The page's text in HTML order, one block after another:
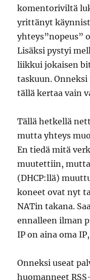
komentoriviltä
yrittänyt
yhteys”nopeus”
Lisäksi pystyi
liikkui jokaisen
taskuun.
tällä kertaa vain
Tällä hetkellä
mutta yhteys
En tiedä mitä
muutettiin,
(DHCP:llä)
koneet ovat nyt
NATin takana.
ennalleen ilman
IP on aina oma
Onneksi useat
huomanneet